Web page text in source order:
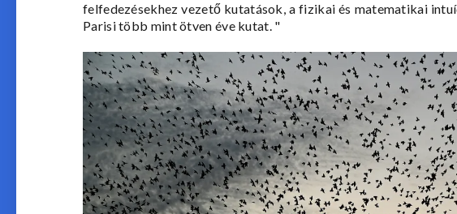
felfedezésekhez vezető kutatások, a fizikai és matematikai
Parisi több mint ötven éve kutat. "